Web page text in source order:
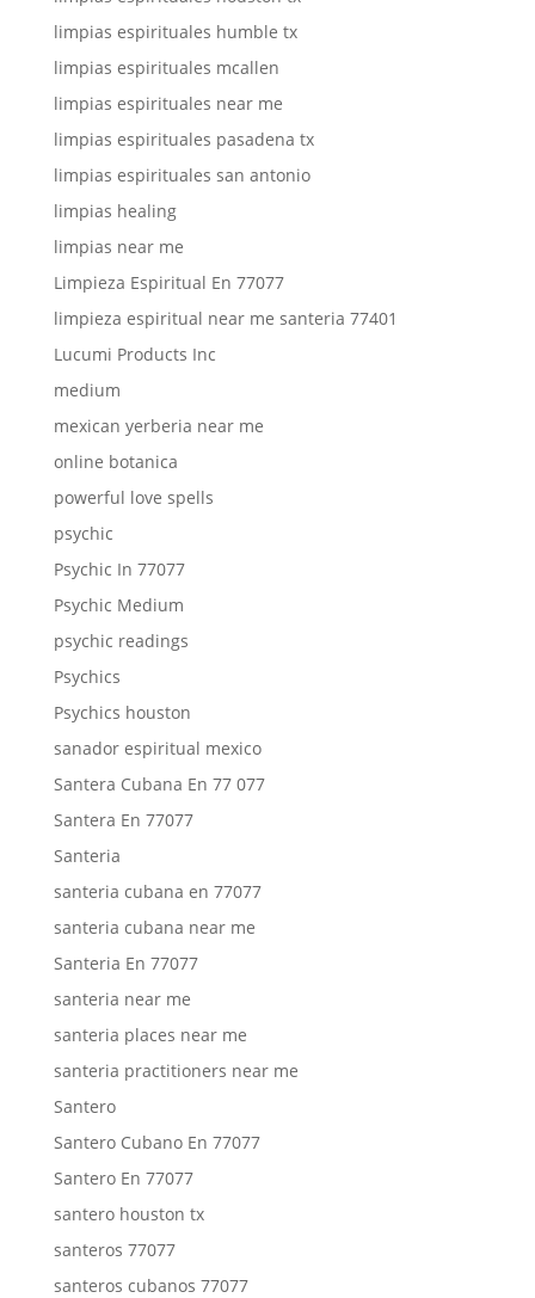
limpias espirituales humble tx
limpias espirituales mcallen
limpias espirituales near me
limpias espirituales pasadena tx
limpias espirituales san antonio
limpias healing
limpias near me
Limpieza Espiritual En 77077
limpieza espiritual near me santeria 77401
Lucumi Products Inc
medium
mexican yerberia near me
online botanica
powerful love spells
psychic
Psychic In 77077
Psychic Medium
psychic readings
Psychics
Psychics houston
sanador espiritual mexico
Santera Cubana En 77 077
Santera En 77077
Santeria
santeria cubana en 77077
santeria cubana near me
Santeria En 77077
santeria near me
santeria places near me
santeria practitioners near me
Santero
Santero Cubano En 77077
Santero En 77077
santero houston tx
santeros 77077
santeros cubanos 77077